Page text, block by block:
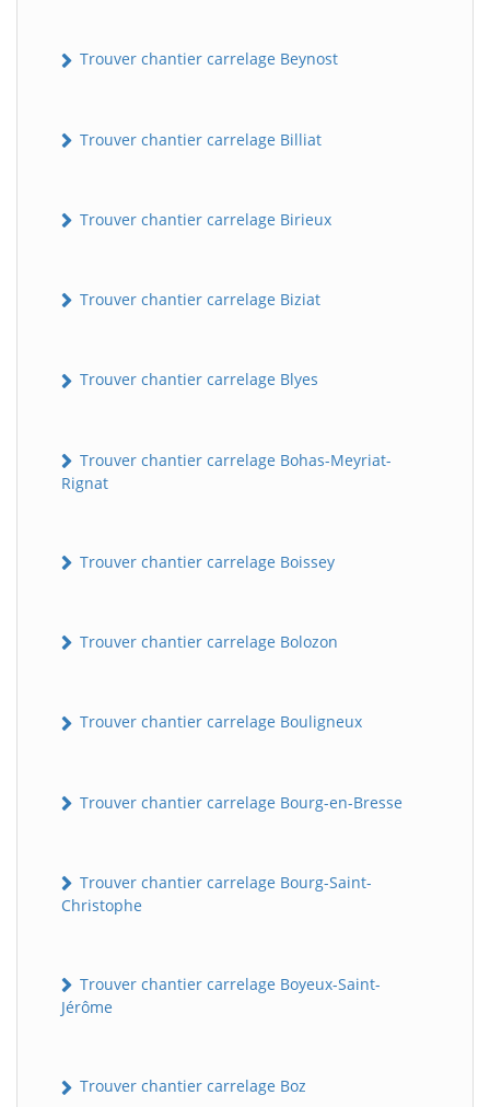
Trouver chantier carrelage Beynost
Trouver chantier carrelage Billiat
Trouver chantier carrelage Birieux
Trouver chantier carrelage Biziat
Trouver chantier carrelage Blyes
Trouver chantier carrelage Bohas-Meyriat-
Rignat
Trouver chantier carrelage Boissey
Trouver chantier carrelage Bolozon
Trouver chantier carrelage Bouligneux
Trouver chantier carrelage Bourg-en-Bresse
Trouver chantier carrelage Bourg-Saint-
Christophe
Trouver chantier carrelage Boyeux-Saint-
Jérôme
Trouver chantier carrelage Boz